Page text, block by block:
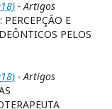
- Artigos
E
PELOS
- Artigos